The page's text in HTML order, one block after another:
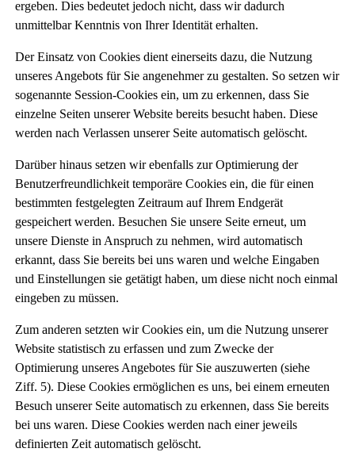
ergeben. Dies bedeutet jedoch nicht, dass wir dadurch
unmittelbar Kenntnis von Ihrer Identität erhalten.
Der Einsatz von Cookies dient einerseits dazu, die Nutzung
unseres Angebots für Sie angenehmer zu gestalten. So setzen wir
sogenannte Session-Cookies ein, um zu erkennen, dass Sie
einzelne Seiten unserer Website bereits besucht haben. Diese
werden nach Verlassen unserer Seite automatisch gelöscht.
Darüber hinaus setzen wir ebenfalls zur Optimierung der
Benutzerfreundlichkeit temporäre Cookies ein, die für einen
bestimmten festgelegten Zeitraum auf Ihrem Endgerät
gespeichert werden. Besuchen Sie unsere Seite erneut, um
unsere Dienste in Anspruch zu nehmen, wird automatisch
erkannt, dass Sie bereits bei uns waren und welche Eingaben
und Einstellungen sie getätigt haben, um diese nicht noch einmal
eingeben zu müssen.
Zum anderen setzten wir Cookies ein, um die Nutzung unserer
Website statistisch zu erfassen und zum Zwecke der
Optimierung unseres Angebotes für Sie auszuwerten (siehe
Ziff. 5). Diese Cookies ermöglichen es uns, bei einem erneuten
Besuch unserer Seite automatisch zu erkennen, dass Sie bereits
bei uns waren. Diese Cookies werden nach einer jeweils
definierten Zeit automatisch gelöscht.